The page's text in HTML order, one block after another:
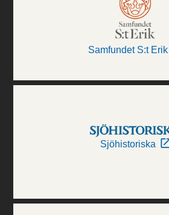
Samfundet S:t Erik
Sjöhistoriska